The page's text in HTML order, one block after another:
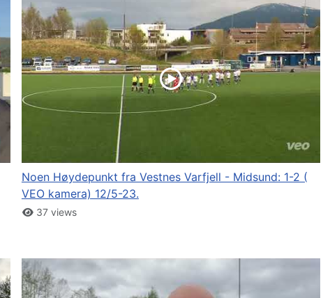
Noen Høydepunkt fra Vestnes Varfjell - Midsund: 1-2 (
VEO kamera) 12/5-23.
37 views